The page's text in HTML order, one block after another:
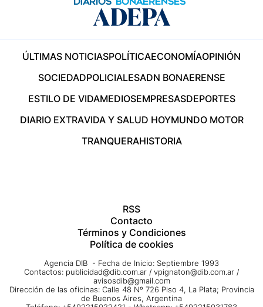
ÚLTIMAS NOTICIASPOLÍTICAECONOMÍAOPINIÓN
SOCIEDADPOLICIALESADN BONAERENSE
ESTILO DE VIDAMEDIOSEMPRESASDEPORTES
DIARIO EXTRAVIDA Y SALUD HOYMUNDO MOTOR
TRANQUERAHISTORIA
RSS
Contacto
Términos y Condiciones
Política de cookies
Agencia DIB - Fecha de Inicio: Septiembre 1993
Contactos: publicidad@dib.com.ar / vpignaton@dib.com.ar /
avisosdib@gmail.com
Dirección de las oficinas: Calle 48 Nº 726 Piso 4, La Plata; Provincia
de Buenos Aires, Argentina